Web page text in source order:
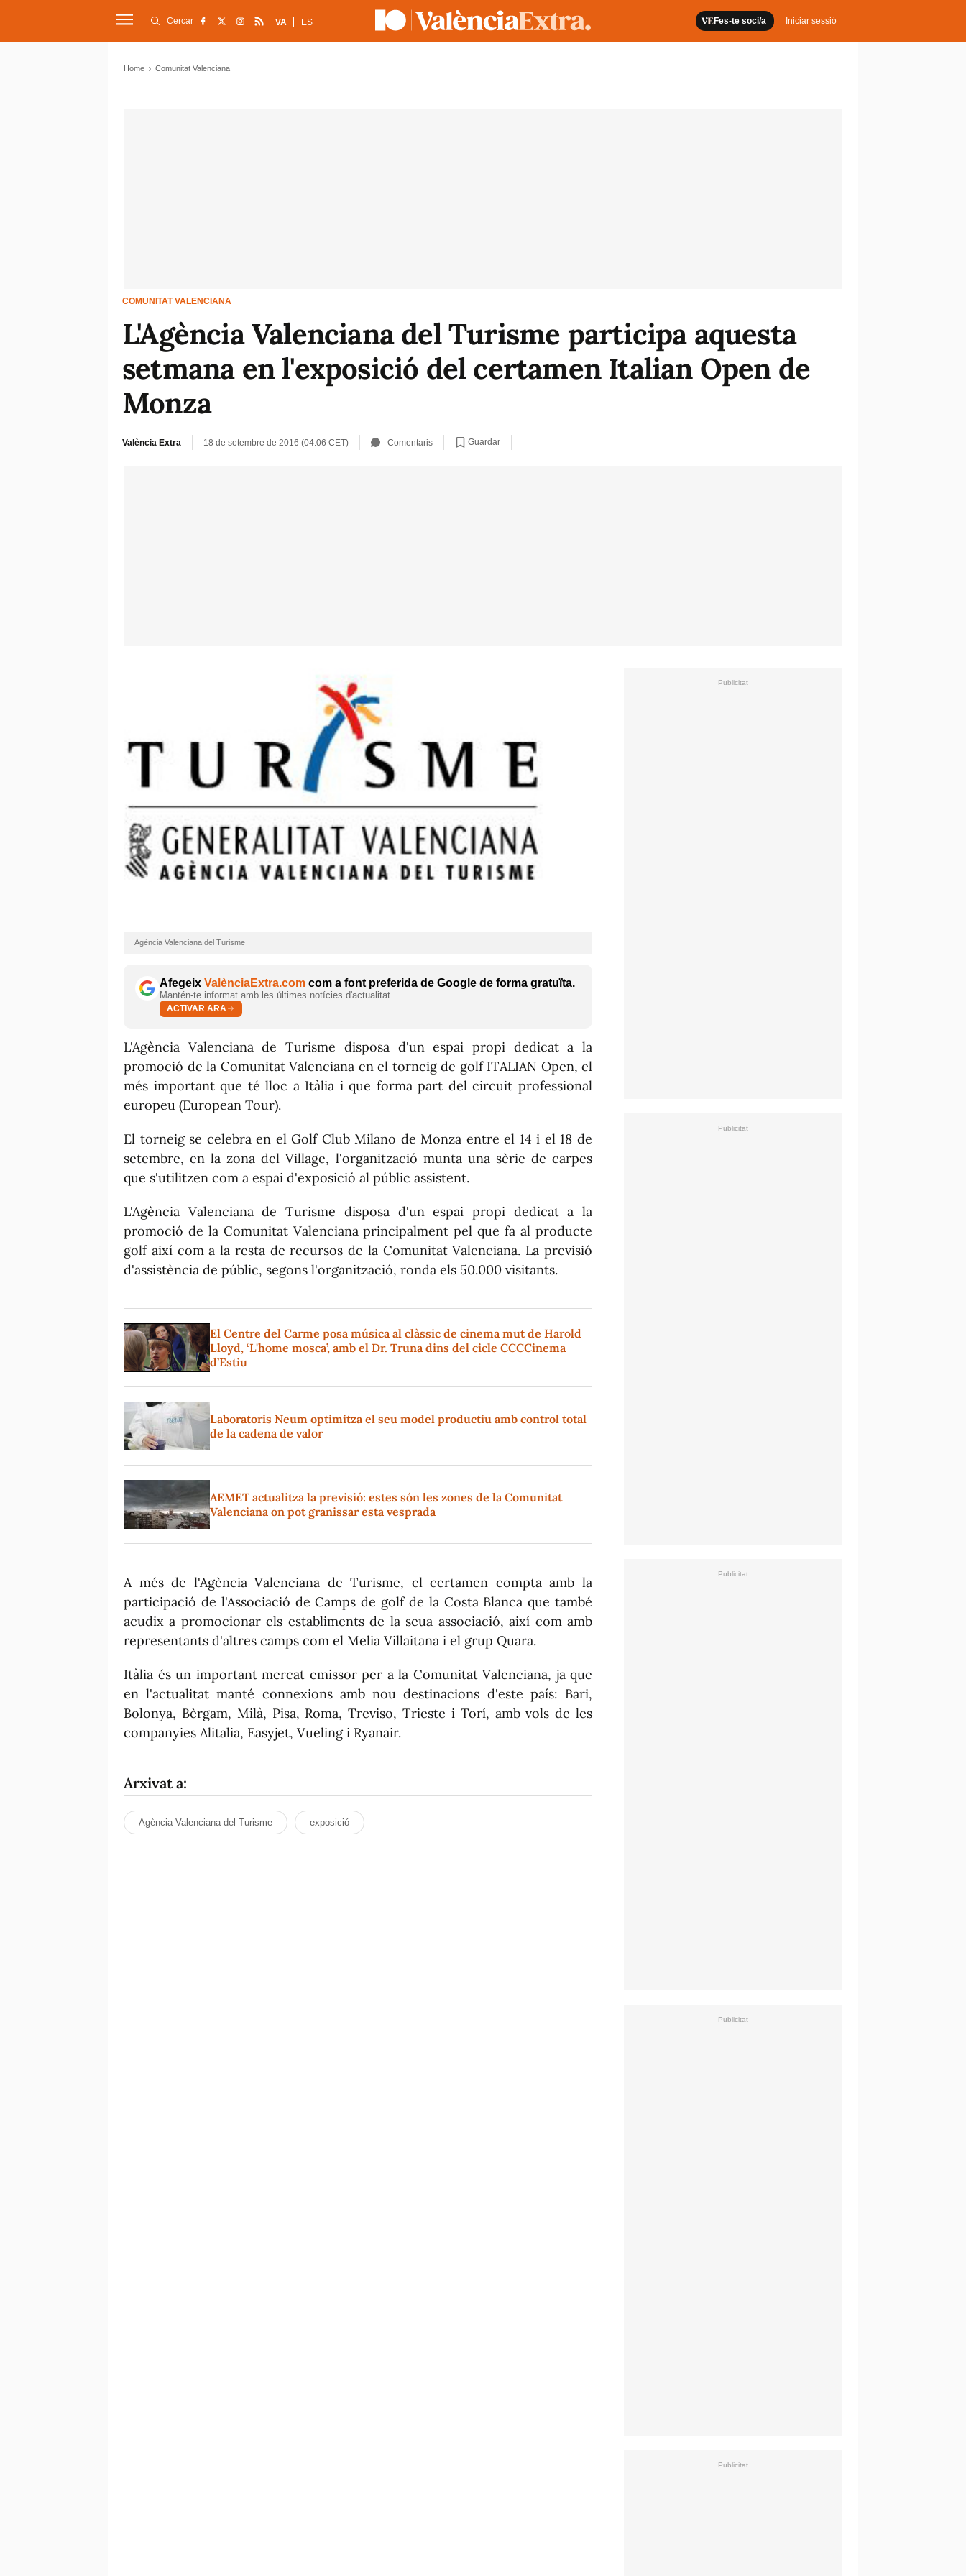
Fes-te soci/a Iniciar sessió
Cercar VA ES
Home Comunitat Valenciana
COMUNITAT VALENCIANA
L'Agència Valenciana del Turisme participa aquesta
setmana en l'exposició del certamen Italian Open de
Monza
València Extra 18 de setembre de 2016 (04:06 CET) Comentaris Guardar
Agència Valenciana del Turisme
Afegeix ValènciaExtra.com com a font preferida de Google de forma gratuïta.
Mantén-te informat amb les últimes notícies d'actualitat.
ACTIVAR ARA
L'Agència Valenciana de Turisme disposa d'un espai propi dedicat a la
promoció de la Comunitat Valenciana en el torneig de golf ITALIAN Open, el
més important que té lloc a Itàlia i que forma part del circuit professional
europeu (European Tour).
El torneig se celebra en el Golf ClubMilano de Monza entre el 14 i el 18 de
setembre, en la zona delVillage, l'organització munta una sèrie de carpes
que s'utilitzen com a espai d'exposició al públic assistent.
L'Agència Valenciana de Turisme disposa d'un espai propi dedicat a la
promoció de la Comunitat Valenciana principalment pel que fa al producte
golf així com a la resta de recursos de la Comunitat Valenciana. La previsió
d'assistència de públic, segons l'organització, ronda els 50.000 visitants.
El Centre del Carme posa música al clàssic de cinema mut de Harold
Lloyd, ‘L'home mosca’, amb el Dr. Truna dins del cicle CCCCinema
d’Estiu
Laboratoris Neum optimitza el seu model productiu amb control total
de la cadena de valor
AEMET actualitza la previsió: estes són les zones de la Comunitat
Valenciana on pot granissar esta vesprada
A més de l'Agència Valenciana de Turisme, el certamen compta amb la
participació de l'Associació de Camps de golf de la Costa Blanca que també
acudix a promocionar els establiments de la seua associació, així com amb
representants d'altres camps com el Melia Villaitana i el grup Quara.
Itàlia és un important mercat emissor per a la Comunitat Valenciana, ja que
en l'actualitat manté connexions amb nou destinacions d'este país: Bari,
Bolonya, Bèrgam, Milà, Pisa, Roma, Treviso, Trieste i Torí, amb vols de les
companyies Alitalia, Easyjet, Vueling i Ryanair.
Arxivat a:
Agència Valenciana del Turisme exposició